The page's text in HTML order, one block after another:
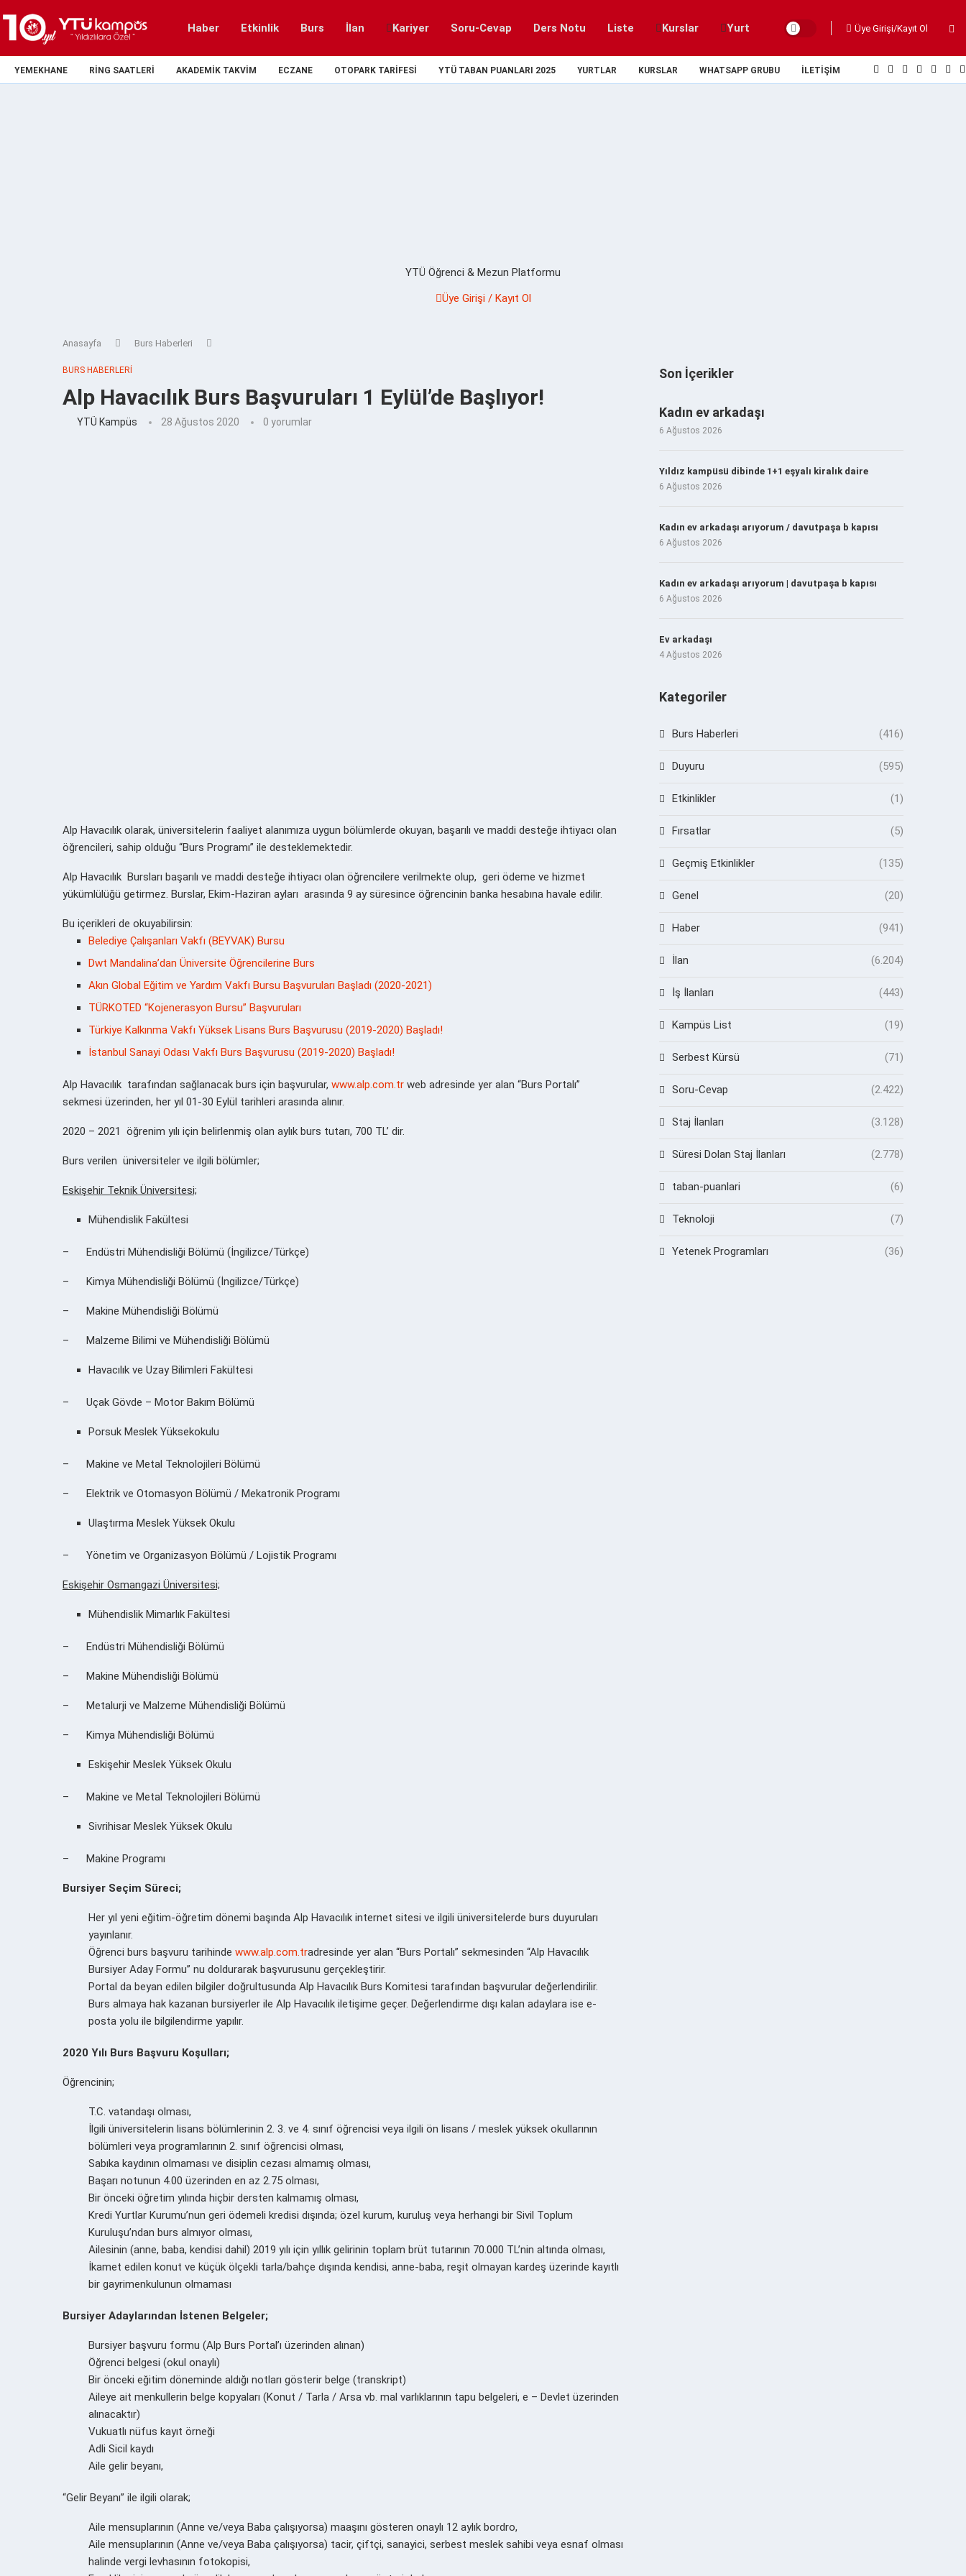
Haber Etkinlik Burs İlan Kariyer Soru-Cevap Ders Notu Liste Kurslar Yurt Üye Girişi/Kayıt Ol
YEMEKHANE RING SAATLERI AKADEMIK TAKVIM ECZANE OTOPARK TARIFESI YTÜ TABAN PUANLARI 2025 YURTLAR KURSLAR WHATSAPP GRUBU İLETIŞIM
YTÜ Öğrenci & Mezun Platformu
Üye Girişi / Kayıt Ol
Anasayfa Burs Haberleri
BURS HABERLERI
Alp Havacılık Burs Başvuruları 1 Eylül’de Başlıyor!
YTÜ Kampüs 28 Ağustos 2020 0 yorumlar
Alp Havacılık olarak, üniversitelerin faaliyet alanımıza uygun bölümlerde okuyan, başarılı ve maddi desteğe ihtiyacı olan
öğrencileri, sahip olduğu “Burs Programı” ile desteklemektedir.
Alp Havacılık Bursları başarılı ve maddi desteğe ihtiyacı olan öğrencilere verilmekte olup, geri ödeme ve hizmet
yükümlülüğü getirmez. Burslar, Ekim-Haziran ayları arasında 9 ay süresince öğrencinin banka hesabına havale edilir.
Bu içerikleri de okuyabilirsin:
Belediye Çalışanları Vakfı (BEYVAK) Bursu
Dwt Mandalina’dan Üniversite Öğrencilerine Burs
Akın Global Eğitim ve Yardım Vakfı Bursu Başvuruları Başladı (2020-2021)
TÜRKOTED “Kojenerasyon Bursu” Başvuruları
Türkiye Kalkınma Vakfı Yüksek Lisans Burs Başvurusu (2019-2020) Başladı!
İstanbul Sanayi Odası Vakfı Burs Başvurusu (2019-2020) Başladı!
Alp Havacılık tarafından sağlanacak burs için başvurular, www.alp.com.tr web adresinde yer alan “Burs Portalı”
sekmesi üzerinden, her yıl 01-30 Eylül tarihleri arasında alınır.
2020 – 2021 öğrenim yılı için belirlenmiş olan aylık burs tutarı, 700 TL’ dir.
Burs verilen üniversiteler ve ilgili bölümler;
Eskişehir Teknik Üniversitesi;
Mühendislik Fakültesi
– Endüstri Mühendisliği Bölümü (İngilizce/Türkçe)
– Kimya Mühendisliği Bölümü (İngilizce/Türkçe)
– Makine Mühendisliği Bölümü
– Malzeme Bilimi ve Mühendisliği Bölümü
Havacılık ve Uzay Bilimleri Fakültesi
– Uçak Gövde – Motor Bakım Bölümü
Porsuk Meslek Yüksekokulu
– Makine ve Metal Teknolojileri Bölümü
– Elektrik ve Otomasyon Bölümü / Mekatronik Programı
Ulaştırma Meslek Yüksek Okulu
– Yönetim ve Organizasyon Bölümü / Lojistik Programı
Eskişehir Osmangazi Üniversitesi;
Mühendislik Mimarlık Fakültesi
– Endüstri Mühendisliği Bölümü
– Makine Mühendisliği Bölümü
– Metalurji ve Malzeme Mühendisliği Bölümü
– Kimya Mühendisliği Bölümü
Eskişehir Meslek Yüksek Okulu
– Makine ve Metal Teknolojileri Bölümü
Sivrihisar Meslek Yüksek Okulu
– Makine Programı
Bursiyer Seçim Süreci;
Her yıl yeni eğitim-öğretim dönemi başında Alp Havacılık internet sitesi ve ilgili üniversitelerde burs duyuruları
yayınlanır.
Öğrenci burs başvuru tarihinde www.alp.com.tradresinde yer alan “Burs Portalı” sekmesinden “Alp Havacılık
Bursiyer Aday Formu” nu doldurarak başvurusunu gerçekleştirir.
Portal da beyan edilen bilgiler doğrultusunda Alp Havacılık Burs Komitesi tarafından başvurular değerlendirilir.
Burs almaya hak kazanan bursiyerler ile Alp Havacılık iletişime geçer. Değerlendirme dışı kalan adaylara ise e-
posta yolu ile bilgilendirme yapılır.
2020 Yılı Burs Başvuru Koşulları;
Öğrencinin;
T.C. vatandaşı olması,
İlgili üniversitelerin lisans bölümlerinin 2. 3. ve 4. sınıf öğrencisi veya ilgili ön lisans / meslek yüksek okullarının
bölümleri veya programlarının 2. sınıf öğrencisi olması,
Sabıka kaydının olmaması ve disiplin cezası almamış olması,
Başarı notunun 4.00 üzerinden en az 2.75 olması,
Bir önceki öğretim yılında hiçbir dersten kalmamış olması,
Kredi Yurtlar Kurumu’nun geri ödemeli kredisi dışında; özel kurum, kuruluş veya herhangi bir Sivil Toplum
Kuruluşu’ndan burs almıyor olması,
Ailesinin (anne, baba, kendisi dahil) 2019 yılı için yıllık gelirinin toplam brüt tutarının 70.000 TL’nin altında olması,
İkamet edilen konut ve küçük ölçekli tarla/bahçe dışında kendisi, anne-baba, reşit olmayan kardeş üzerinde kayıtlı
bir gayrimenkulunun olmaması
Bursiyer Adaylarından İstenen Belgeler;
Bursiyer başvuru formu (Alp Burs Portal’ı üzerinden alınan)
Öğrenci belgesi (okul onaylı)
Bir önceki eğitim döneminde aldığı notları gösterir belge (transkript)
Aileye ait menkullerin belge kopyaları (Konut / Tarla / Arsa vb. mal varlıklarının tapu belgeleri, e – Devlet üzerinden
alınacaktır)
Vukuatlı nüfus kayıt örneği
Adli Sicil kaydı
Aile gelir beyanı,
“Gelir Beyanı” ile ilgili olarak;
Aile mensuplarının (Anne ve/veya Baba çalışıyorsa) maaşını gösteren onaylı 12 aylık bordro,
Aile mensuplarının (Anne ve/veya Baba çalışıyorsa) tacir, çiftçi, sanayici, serbest meslek sahibi veya esnaf olması
halinde vergi levhasının fotokopisi,
Son İçerikler
Kadın ev arkadaşı
6 Ağustos 2026
Yıldız kampüsü dibinde 1+1 eşyalı kiralık daire
6 Ağustos 2026
Kadın ev arkadaşı arıyorum / davutpaşa b kapısı
6 Ağustos 2026
Kadın ev arkadaşı arıyorum | davutpaşa b kapısı
6 Ağustos 2026
Ev arkadaşı
4 Ağustos 2026
Kategoriler
Burs Haberleri (416)
Duyuru (595)
Etkinlikler (1)
Fırsatlar (5)
Geçmiş Etkinlikler (135)
Genel (20)
Haber (941)
İlan (6.204)
İş İlanları (443)
Kampüs List (19)
Serbest Kürsü (71)
Soru-Cevap (2.422)
Staj İlanları (3.128)
Süresi Dolan Staj İlanları (2.778)
taban-puanlari (6)
Teknoloji (7)
Yetenek Programları (36)